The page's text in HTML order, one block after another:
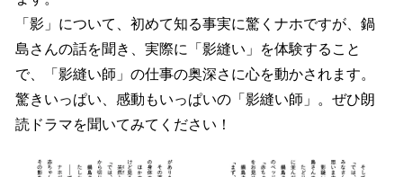
「影」について、初めて知る事実に驚くナホですが、鍋
島さんの話を聞き、実際に「影縫い」を体験すること
で、「影縫い師」の仕事の奥深さに心を動かされます。
驚きいっぱい、感動もいっぱいの「影縫い師」。ぜひ朗
読ドラマを聞いてみてください！